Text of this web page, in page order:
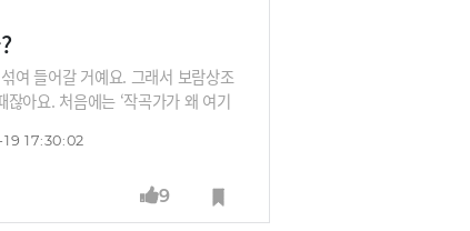
여 들어갈 거예요. 그래서 보람상조
아요. 처음에는 ‘작곡가가 왜 여기
는 걸까요? 그가 만든 음악 플랫폼
17:30:02
9